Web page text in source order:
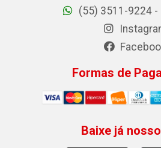
(55) 3511-9224 -
Formas de
Baixe já